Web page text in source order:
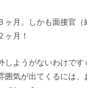
ヶ月。しかも面接官（
ヶ月！
しようがないわけです
囲気が出てくるには、